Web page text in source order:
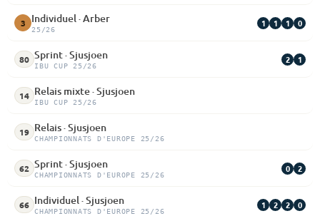
3 Individuel · Arber
25/26
1 1 1 0
80 Sprint · Sjusjoen
IBU CUP 25/26
2 1
14 Relais mixte · Sjusjoen
IBU CUP 25/26
19 Relais · Sjusjoen
CHAMPIONNATS D'EUROPE 25/26
62 Sprint · Sjusjoen
CHAMPIONNATS D'EUROPE 25/26
0 2
66 Individuel · Sjusjoen
CHAMPIONNATS D'EUROPE 25/26
1 2 2 0